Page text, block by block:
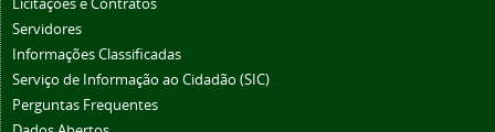
Servidores
Informações Classificadas
Serviço de Informação ao Cidadão (SIC)
Perguntas Frequentes